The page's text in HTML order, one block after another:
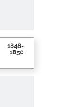
1848-
1850